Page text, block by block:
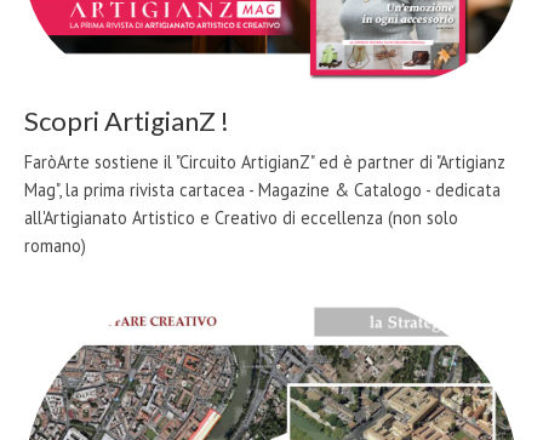
Scopri ArtigianZ !
FaròArte sostiene il "Circuito ArtigianZ" ed è partner di "Artigianz
Mag", la prima rivista cartacea - Magazine & Catalogo - dedicata
all'Artigianato Artistico e Creativo di eccellenza (non solo
romano)